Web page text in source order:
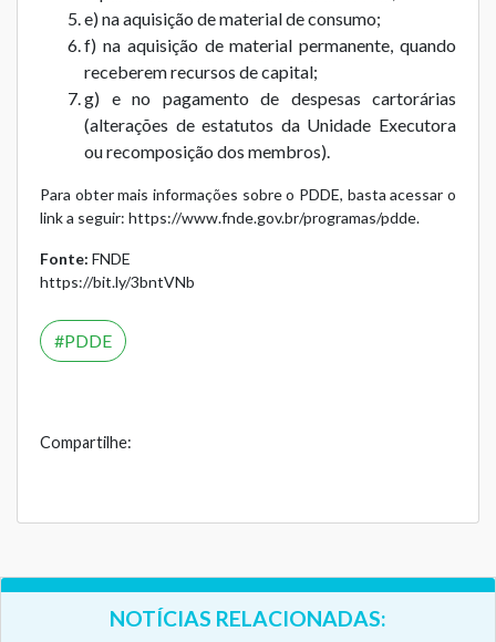
e) na aquisição de material de consumo;
f) na aquisição de material permanente, quando
receberem recursos de capital;
g) e no pagamento de despesas cartorárias
(alterações de estatutos da Unidade Executora
ou recomposição dos membros).
Para obter mais informações sobre o PDDE, basta acessar o
link a seguir: https://www.fnde.gov.br/programas/pdde.
Fonte: FNDE
https://bit.ly/3bntVNb
PDDE
Compartilhe:
NOTÍCIAS RELACIONADAS: